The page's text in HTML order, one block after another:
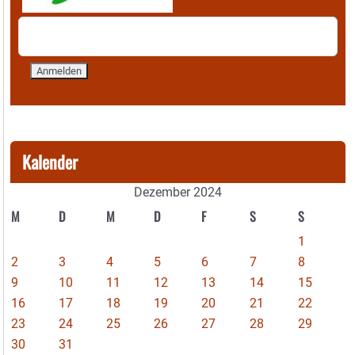
Kalender
Dezember 2024
M D M D F S S
1
2
3 4 5 6 7
8
9
10 11 12 13 14
15
16
17 18 19 20 21
22
23
24 25 26 27 28
29
30
31